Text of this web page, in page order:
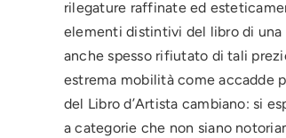
rilegature raffinate ed
elementi distintivi del libro di una
anche spesso rifiutato di tali
estrema mobilità come accadde
del Libro d’Artista cambiano: si
a categorie che non siano